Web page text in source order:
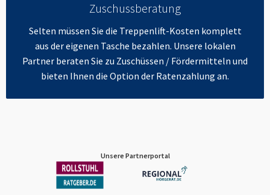
Zuschussberatung
Selten müssen Sie die Treppenlift-Kosten komplett
aus der eigenen Tasche bezahlen. Unsere lokalen
Partner beraten Sie zu Zuschüssen / Fördermitteln und
bieten Ihnen die Option der Ratenzahlung an.
Unsere Partnerportal